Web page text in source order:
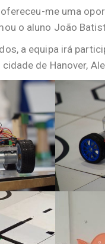
me uma
o aluno João
a equipa irá
de Hanover,